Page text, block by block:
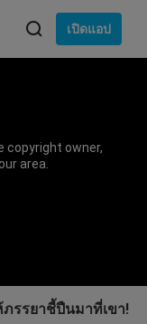
เปิดแอป
copyright owner,
area.
ภรรยาชี้ปืนมาที่เขา!